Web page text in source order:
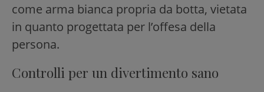
come arma bianca propria da botta, vietata
in quanto progettata per l’offesa della
persona.
Controlli per un divertimento sano